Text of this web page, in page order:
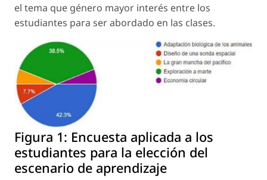
el tema que género mayor interés entre los
estudiantes para ser abordado en las clases.
Figura 1: Encuesta aplicada a los
estudiantes para la elección del
escenario de aprendizaje